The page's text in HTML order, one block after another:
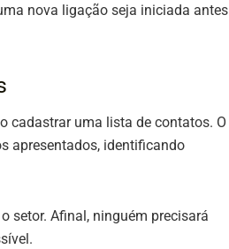
nova ligação seja iniciada antes
cadastrar uma lista de contatos. O
apresentados, identificando
setor. Afinal, ninguém precisará